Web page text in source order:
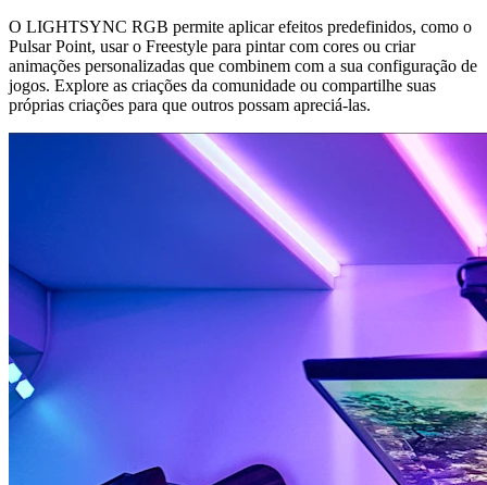
O LIGHTSYNC RGB permite aplicar efeitos predefinidos, como o
Pulsar Point, usar o Freestyle para pintar com cores ou criar
animações personalizadas que combinem com a sua configuração de
jogos. Explore as criações da comunidade ou compartilhe suas
próprias criações para que outros possam apreciá-las.